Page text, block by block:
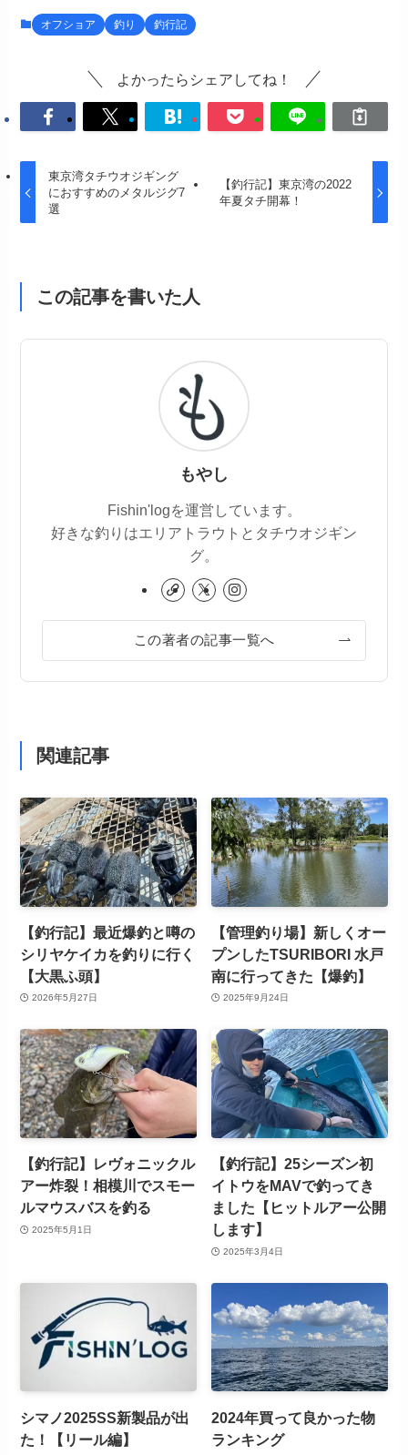
オフショア 釣り 釣行記
よかったらシェアしてね！
東京湾タチウオジギング
におすすめのメタルジグ7
選
【釣行記】東京湾の2022
年夏タチ開幕！
この記事を書いた人
もやし
Fishin'logを運営しています。
好きな釣りはエリアトラウトとタチウオジギン
グ。
この著者の記事一覧へ
関連記事
【釣行記】最近爆釣と噂の
シリヤケイカを釣りに行く
【大黒ふ頭】
2026年5月27日
【管理釣り場】新しくオー
プンしたTSURIBORI 水戸
南に行ってきた【爆釣】
2025年9月24日
【釣行記】レヴォニックル
アー炸裂！相模川でスモー
ルマウスバスを釣る
2025年5月1日
【釣行記】25シーズン初
イトウをMAVで釣ってき
ました【ヒットルアー公開
します】
2025年3月4日
シマノ2025SS新製品が出
た！【リール編】
2024年買って良かった物
ランキング